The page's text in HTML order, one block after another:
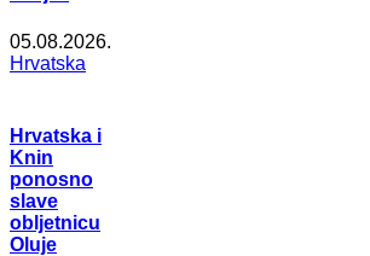
05.08.2026.
Hrvatska
Hrvatska i
Knin
ponosno
slave
obljetnicu
Oluje